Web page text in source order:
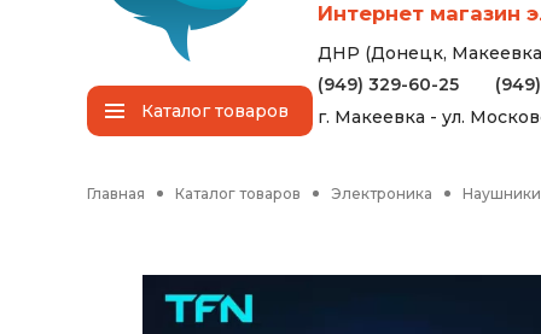
Каталогтоваров
Интернет магазин
ДНР (Донецк,
(949) 329-60-25
г. Макеевка - ул.
Главная Каталог товаров Электроника